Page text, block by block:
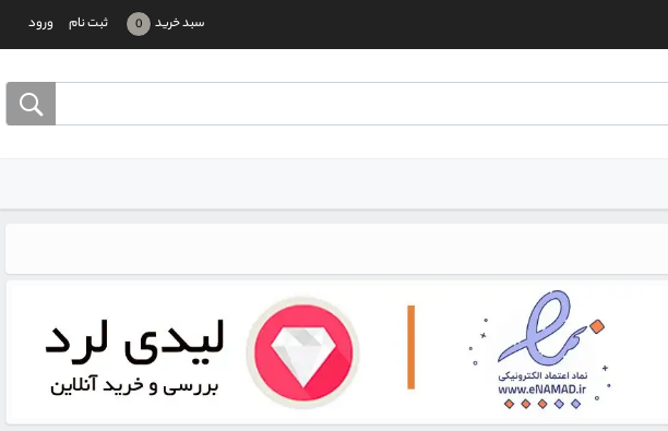
ورود ثبت نام سبد خرید 0